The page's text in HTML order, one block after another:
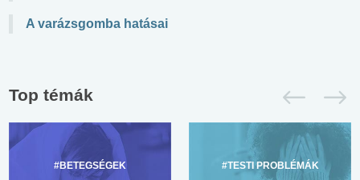
A varázsgomba hatásai
Top témák
#BETEGSÉGEK #TESTI PROBLÉMÁK